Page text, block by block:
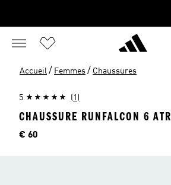
Accueil / Femmes / Chaussures
5 (1)
CHAUSSURE RUNFALCON 6 ATR
Price
€ 60